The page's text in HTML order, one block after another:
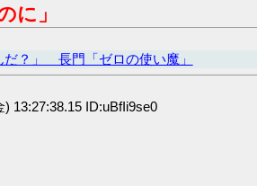
に」
？」 長門「ゼロの使い魔」
13:27:38.15 ID:uBfIi9se0